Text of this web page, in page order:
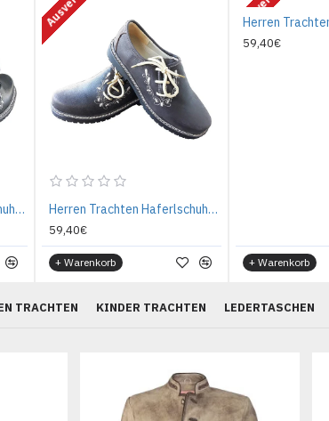
Herren Trachten Haferlschuhe schwarz Herren Trachten Haferlschuhe Dunkelbraun
59,40€
+ Warenkorb
59,40€
+ Warenkorb
TRACHTEN KINDER TRACHTEN LEDERTASCHEN